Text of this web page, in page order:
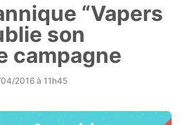
“Vapers
son
campagne
2016 à 11h45